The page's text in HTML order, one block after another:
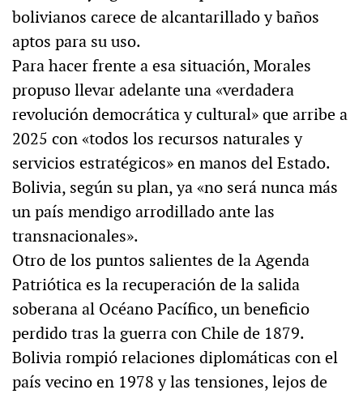
bolivianos carece de alcantarillado y baños
aptos para su uso.
Para hacer frente a esa situación, Morales
propuso llevar adelante una «verdadera
revolución democrática y cultural» que arribe a
2025 con «todos los recursos naturales y
servicios estratégicos» en manos del Estado.
Bolivia, según su plan, ya «no será nunca más
un país mendigo arrodillado ante las
transnacionales».
Otro de los puntos salientes de la Agenda
Patriótica es la recuperación de la salida
soberana al Océano Pacífico, un beneficio
perdido tras la guerra con Chile de 1879.
Bolivia rompió relaciones diplomáticas con el
país vecino en 1978 y las tensiones, lejos de